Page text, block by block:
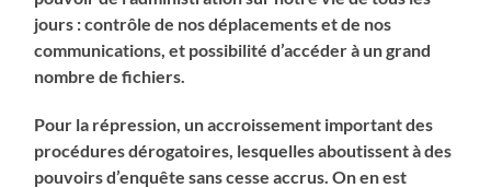
jours : contrôle de nos déplacements et de nos
communications, et possibilité d’accéder à un grand
nombre de fichiers.
Pour la répression, un accroissement important des
procédures dérogatoires, lesquelles aboutissent à des
pouvoirs d’enquête sans cesse accrus. On en est